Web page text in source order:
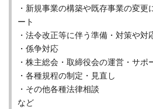
・新規事業の構築や既存事業の変更
ート
・法令改正等に伴う準備・対策や対
・係争対応
・株主総会・取締役会の運営・サポ
・各種規程の制定・見直し
・その他各種法律相談
など